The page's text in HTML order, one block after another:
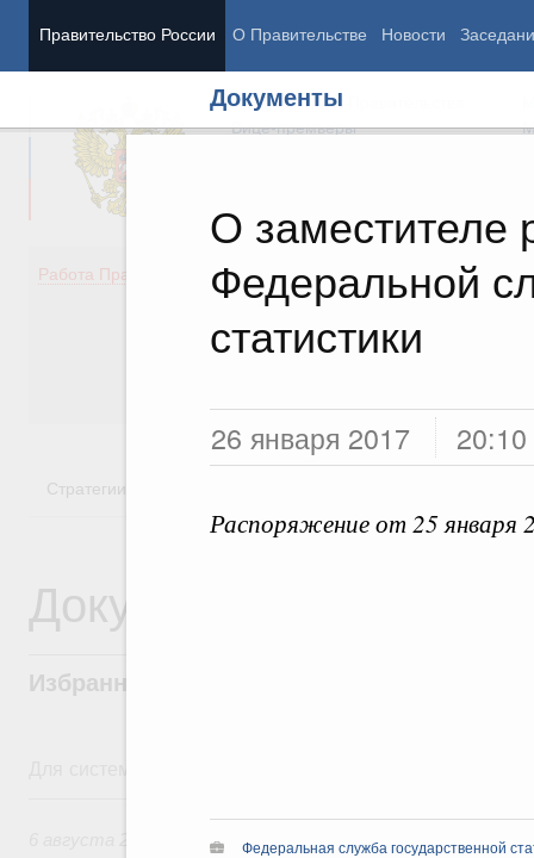
Правительство России О Правительстве Новости
Документы
О заместителе
Федеральной
статистики
26 января 2017 20:10
Распоряжение от 25 января
Федеральная служба государственной
Председатель Правительства
Вице-премьеры
Работа Правительства
Демография
Здоровье
Культура
Стратегии
Документы
Избранные документы со справками к
Технологическое развитие. Инновации